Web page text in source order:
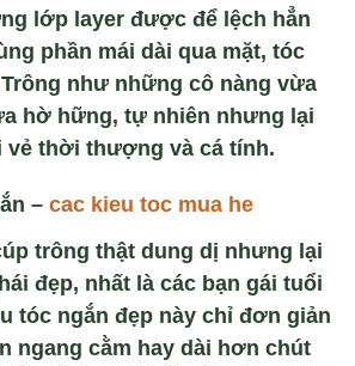
lớp layer được để lệch hẳn
phần mái dài qua mặt, tóc
như những cô nàng vừa
hờ hững, tự nhiên nhưng lại
vẻ thời thượng và cá tính.
– cac kieu toc mua he
trông thật dung dị nhưng lại
đẹp, nhất là các bạn gái tuổi
tóc ngắn đẹp này chỉ đơn giản
ngang cằm hay dài hơn chút